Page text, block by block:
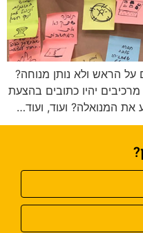
הראש ולא נותן מנוחה?
יהיו כתובים בהצעת
את המנואלה? ועוד, ועוד…